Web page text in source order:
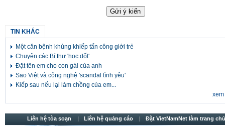
TIN KHÁC
Một căn bệnh khủng khiếp tấn công giới trẻ
Chuyện các Bí thư 'học dốt'
Đặt tên em cho con gái của anh
Sao Việt và công nghệ 'scandal tình yêu'
Kiếp sau nếu lại làm chồng của em...
Liên hệ tòa soạn Liên hệ quảng cáo Đặt VietNamNet làm trang chủ